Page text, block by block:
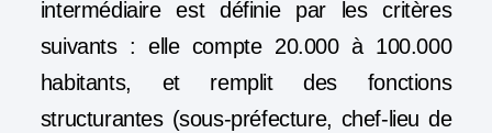
intermédiaire est définie par les critères
suivants : elle compte 20.000 à 100.000
habitants, et remplit des fonctions
structurantes (sous-préfecture, chef-lieu de